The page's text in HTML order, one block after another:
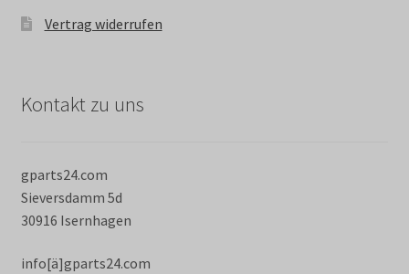
Vertrag widerrufen
Kontakt zu uns
gparts24.com
Sieversdamm 5d
30916 Isernhagen
info[ä]gparts24.com